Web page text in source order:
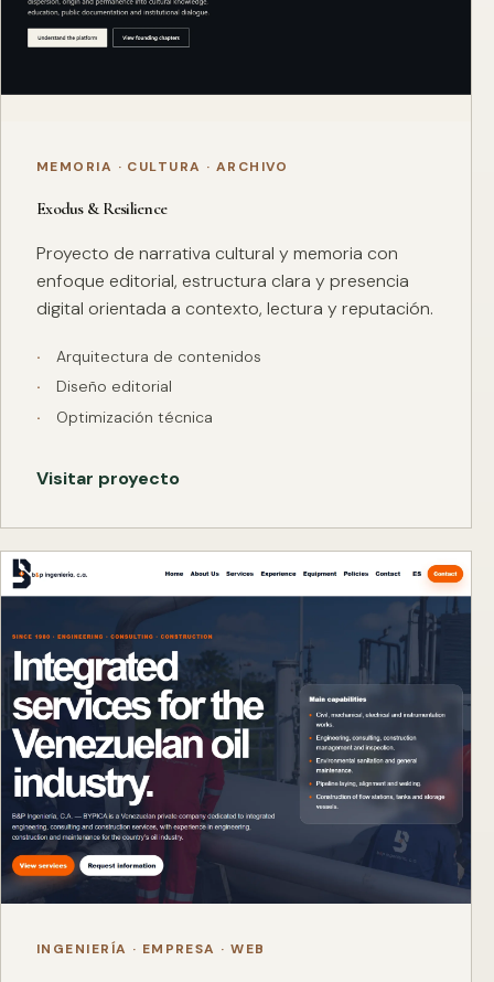
MEMORIA · CULTURA · ARCHIVO
Exodus & Resilience
Proyecto de narrativa cultural y memoria con
enfoque editorial, estructura clara y presencia
digital orientada a contexto, lectura y reputación.
Arquitectura de contenidos
Diseño editorial
Optimización técnica
Visitar proyecto
INGENIERÍA · EMPRESA · WEB